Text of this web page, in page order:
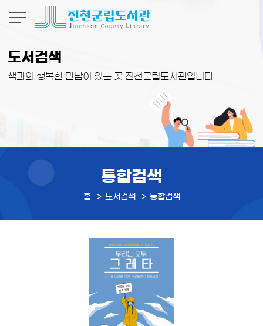
도서검색
책과의 행복한 만남이 있는 곳 진천군립도서관입니다.
통합검색
홈 도서검색 통합검색